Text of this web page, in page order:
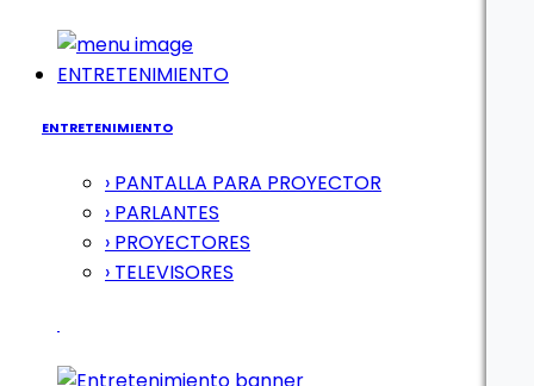
ENTRETENIMIENTO
ENTRETENIMIENTO
› PANTALLA PARA PROYECTOR
› PARLANTES
› PROYECTORES
› TELEVISORES